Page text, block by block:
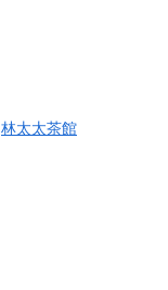
林太太茶館